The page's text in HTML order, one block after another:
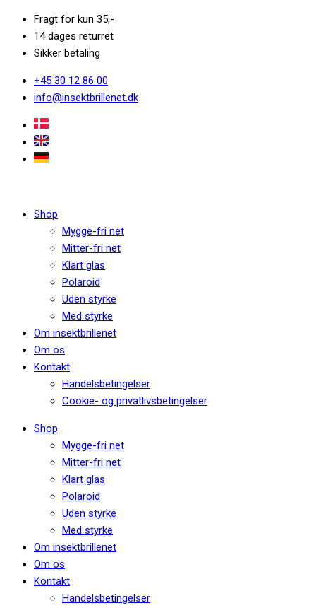
Fragt for kun 35,-
14 dages returret
Sikker betaling
+45 30 12 86 00
info@insektbrillenet.dk
Shop
Mygge-fri net
Mitter-fri net
Klart glas
Polaroid
Uden styrke
Med styrke
Om insektbrillenet
Om os
Kontakt
Handelsbetingelser
Cookie- og privatlivsbetingelser
Shop
Mygge-fri net
Mitter-fri net
Klart glas
Polaroid
Uden styrke
Med styrke
Om insektbrillenet
Om os
Kontakt
Handelsbetingelser